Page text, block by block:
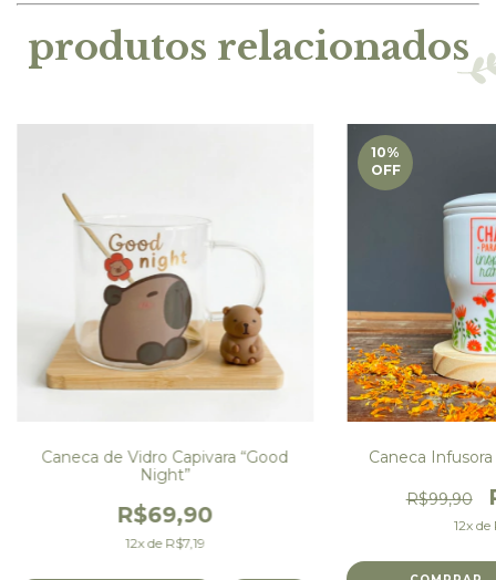
produtos relacionados
Caneca de Vidro Capivara “Good
Night”
R$69,90
12x de R$7,19
10%
OFF
Caneca
R$99,90
12x de